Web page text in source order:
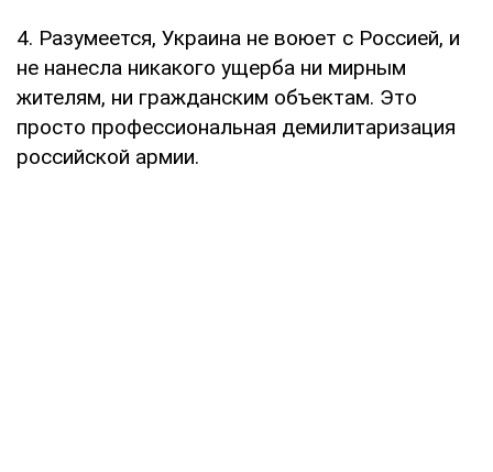
4. Разумеется, Украина не воюет с Россией, и
не нанесла никакого ущерба ни мирным
жителям, ни гражданским объектам. Это
просто профессиональная демилитаризация
российской армии.